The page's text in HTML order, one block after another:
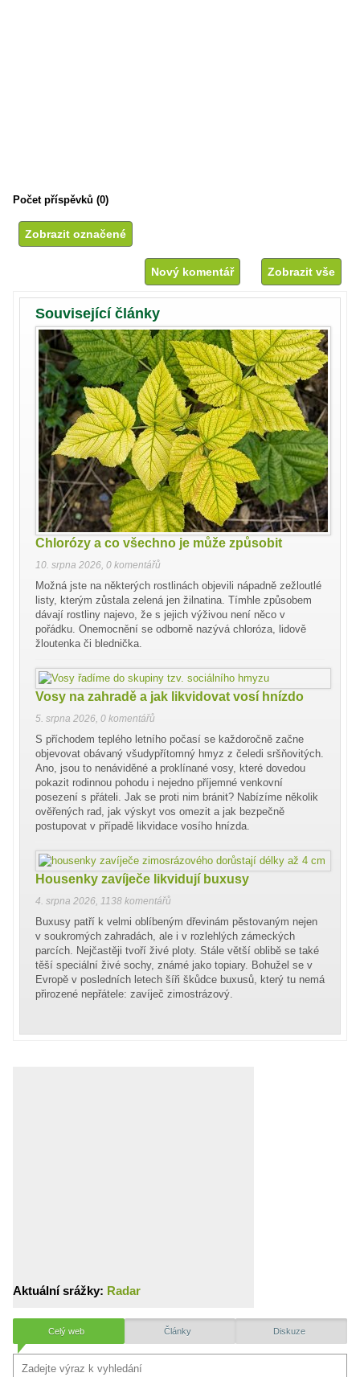
Počet příspěvků (0)
Nový komentář Zobrazit vše
Související články
Chlorózy a co všechno je může způsobit
10. srpna 2026, 0 komentářů
Možná jste na některých rostlinách objevili nápadně zežloutlé
listy, kterým zůstala zelená jen žilnatina. Tímhle způsobem
dávají rostliny najevo, že s jejich výživou není něco v
pořádku. Onemocnění se odborně nazývá chloróza, lidově
žloutenka či blednička.
Vosy na zahradě a jak likvidovat vosí hnízdo
5. srpna 2026, 0 komentářů
S příchodem teplého letního počasí se každoročně začne
objevovat obávaný všudypřítomný hmyz z čeledi sršňovitých.
Ano, jsou to nenáviděné a proklínané vosy, které dovedou
pokazit rodinnou pohodu i nejedno příjemné venkovní
posezení s přáteli. Jak se proti nim bránit? Nabízíme několik
ověřených rad, jak výskyt vos omezit a jak bezpečně
postupovat v případě likvidace vosího hnízda.
Housenky zavíječe likvidují buxusy
4. srpna 2026, 1138 komentářů
Buxusy patří k velmi oblíbeným dřevinám pěstovaným nejen
v soukromých zahradách, ale i v rozlehlých zámeckých
parcích. Nejčastěji tvoří živé ploty. Stále větší oblibě se také
těší speciální živé sochy, známé jako topiary. Bohužel se v
Evropě v posledních letech šíři škůdce buxusů, který tu nemá
přirozené nepřátele: zavíječ zimostrázový.
Aktuální srážky: Radar
Celý web Články Diskuze